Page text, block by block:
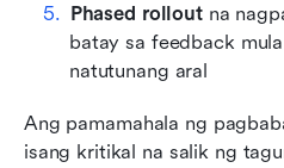
Phased rollout na
batay sa feedback
natutunang aral
Ang pamamahala ng
isang kritikal na salik ng